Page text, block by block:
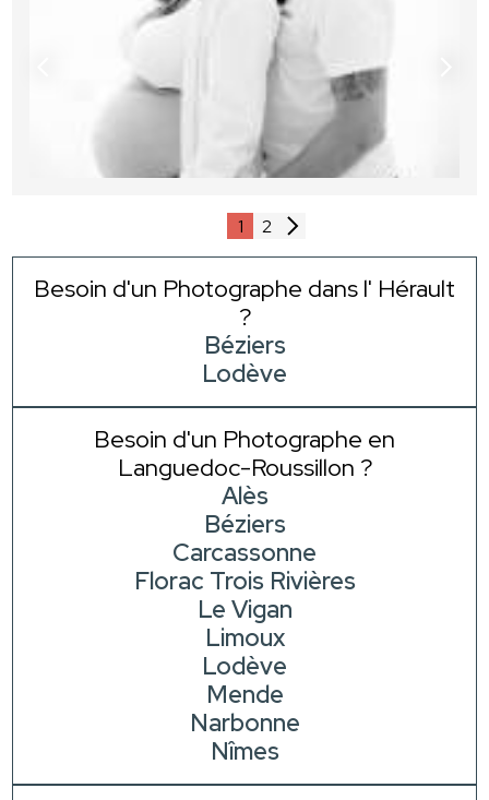
1 2
Besoin d'un Photographe dans l' Hérault
?
Béziers
Lodève
Besoin d'un Photographe en
Languedoc-Roussillon ?
Alès
Béziers
Carcassonne
Florac Trois Rivières
Le Vigan
Limoux
Lodève
Mende
Narbonne
Nîmes